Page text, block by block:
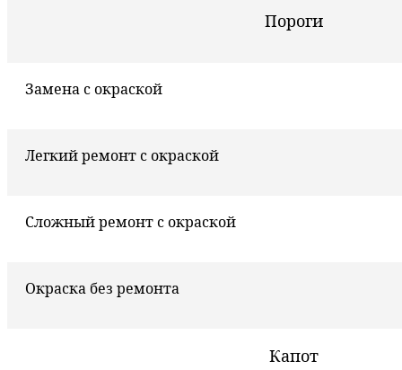
Пороги
Замена с окраской
Легкий ремонт с окраской
Сложный ремонт с окраской
Окраска без ремонта
Капот